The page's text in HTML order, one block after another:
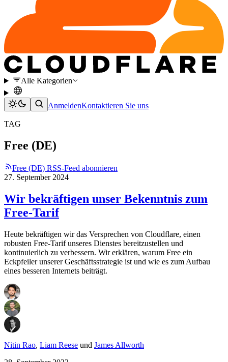
Alle Kategorien
AnmeldenKontaktieren Sie uns
TAG
Free (DE)
Free (DE) RSS-Feed abonnieren
27. September 2024
Wir bekräftigen unser Bekenntnis zum
Free-Tarif
Heute bekräftigen wir das Versprechen von Cloudflare, einen
robusten Free-Tarif unseres Dienstes bereitzustellen und
kontinuierlich zu verbessern. Wir erklären, warum Free ein
Eckpfeiler unserer Geschäftsstrategie ist und wie es zum Aufbau
eines besseren Internets beiträgt.
Nitin Rao, Liam Reese und James Allworth